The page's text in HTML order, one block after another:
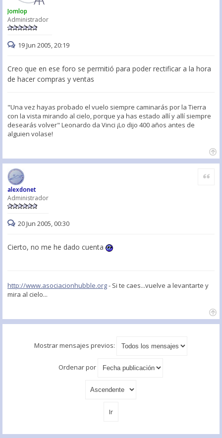
Jomlop
Administrador
19 Jun 2005, 20:19
Creo que en ese foro se permitió para poder rectificar a la hora
de hacer compras y ventas
"Una vez hayas probado el vuelo siempre caminarás por la Tierra
con la vista mirando al cielo, porque ya has estado allí y allí siempre
desearás volver" Leonardo da Vinci ¡Lo dijo 400 años antes de
alguien volase!
alexdonet
Administrador
Citar
20 Jun 2005, 00:30
Cierto, no me he dado cuenta
http://www.asociacionhubble.org- Si te caes...vuelve a levantarte y
mira al cielo...
Mostrar mensajes previos:
Ordenar por